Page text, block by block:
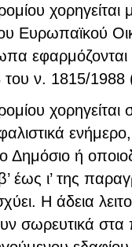
Ευρωπαϊκού
εφαρμόζονται
ν. 1815/1988
ή
έως ι’ της
Η άδεια
σωρευτικά